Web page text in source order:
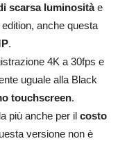
scarsa luminositàe
anche questa
.
4K a 30fps e
uguale alla Black
touchscreen.
più anche per il costo
versione non è